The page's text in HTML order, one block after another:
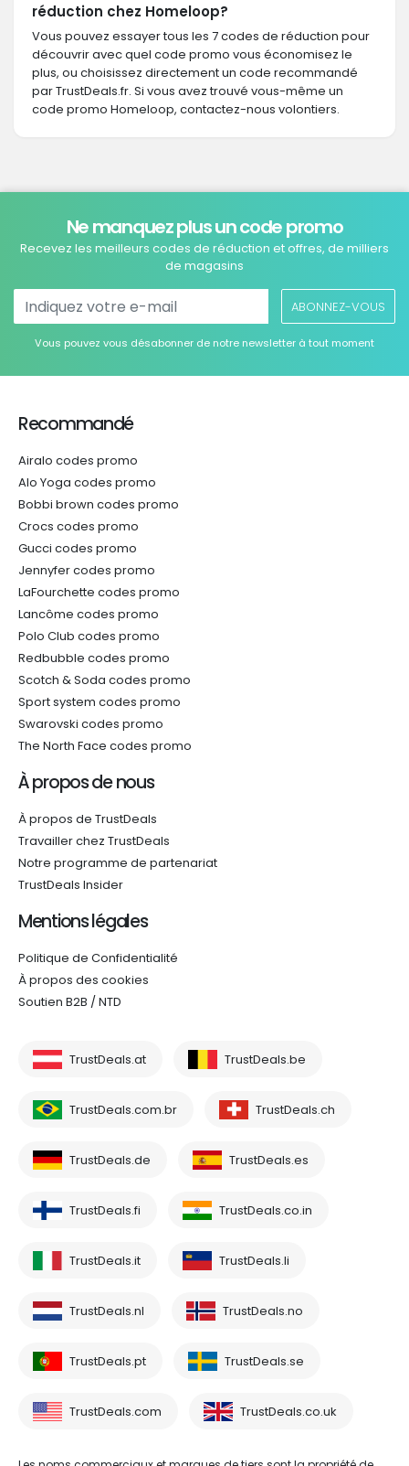
réduction chez Homeloop?
Vous pouvez essayer tous les 7 codes de réduction pour
découvrir avec quel code promo vous économisez le
plus, ou choisissez directement un code recommandé
par TrustDeals.fr. Si vous avez trouvé vous-même un
code promo Homeloop, contactez-nous volontiers.
Ne manquez plus un code promo
Recevez les meilleurs codes de réduction et offres, de milliers
de magasins
ABONNEZ-VOUS
Vous pouvez vous désabonner de notre newsletter à tout moment
Recommandé
Airalo codes promo
Alo Yoga codes promo
Bobbi brown codes promo
Crocs codes promo
Gucci codes promo
Jennyfer codes promo
LaFourchette codes promo
Lancôme codes promo
Polo Club codes promo
Redbubble codes promo
Scotch & Soda codes promo
Sport system codes promo
Swarovski codes promo
The North Face codes promo
À propos de nous
À propos de TrustDeals
Travailler chez TrustDeals
Notre programme de partenariat
TrustDeals Insider
Mentions légales
Politique de Confidentialité
À propos des cookies
Soutien B2B / NTD
TrustDeals.at TrustDeals.be
TrustDeals.com.br TrustDeals.ch
TrustDeals.de TrustDeals.es
TrustDeals.fi TrustDeals.co.in
TrustDeals.it TrustDeals.li
TrustDeals.nl TrustDeals.no
TrustDeals.pt TrustDeals.se
TrustDeals.com TrustDeals.co.uk